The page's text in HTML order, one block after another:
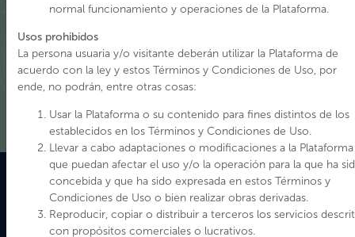
lineamientos estratégicos entregados por el Sistema Nacional
de Información Territorial, SNIT – IDE Chile y coordinada por
el departamento de Gestión Patrimonial y Territorio.
Ver Mas
normal funcionamiento y operaciones de la Plataforma.
Usos prohibidos
La persona usuaria y/o visitante deberán utilizar la Plataforma de
acuerdo con la ley y estos Términos y Condiciones de Uso, por
ende, no podrán, entre otras cosas:
Usar la Plataforma o su contenido para fines distintos de los
establecidos en los Términos y Condiciones de Uso.
Llevar a cabo adaptaciones o modificaciones a la Plataforma
que puedan afectar el uso y/o la operación para la que ha
concebida y que ha sido expresada en estos Términos y
Condiciones de Uso o bien realizar obras derivadas.
Reproducir, copiar o distribuir a terceros los servicios
con propósitos comerciales o lucrativos.